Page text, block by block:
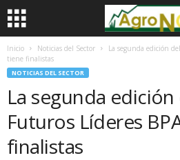
Inicio Noticias del Sector
La segunda edición
tiene finalistas
NOTICIAS DEL SECTOR
La segunda
Futuros Líderes
finalistas